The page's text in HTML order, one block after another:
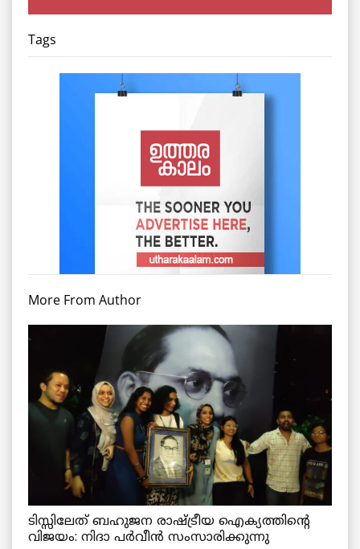
Tags
More From Author
ടിസ്സിലേത് ബഹുജന രാഷ്ട്രീയ ഐക്യത്തിന്റെ
വിജയം: നിദാ പർവീൻ സംസാരിക്കുന്നു